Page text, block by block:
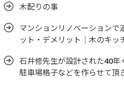
木配りの事
マンションリノベーションで
ット・デメリット｜木のキッ
石井修先生が設計された40年
駐車場格子などを作らせて